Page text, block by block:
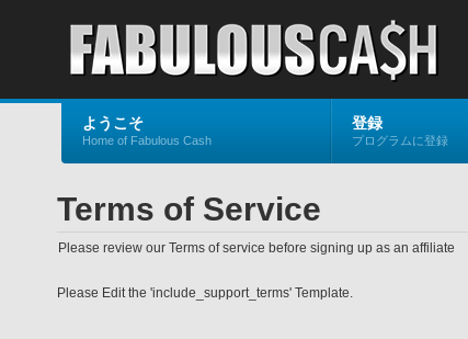
ようこそ
Home of Fabulous Cash
登録
プログラムに登録
Terms of Service
Please review our Terms of service before signing up as an affiliate
Please Edit the 'include_support_terms' Template.